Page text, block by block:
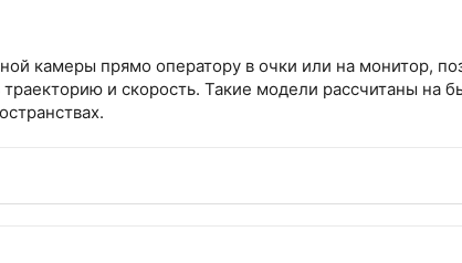
камеры прямо оператору в очки или на монитор,
и скорость. Такие модели рассчитаны на